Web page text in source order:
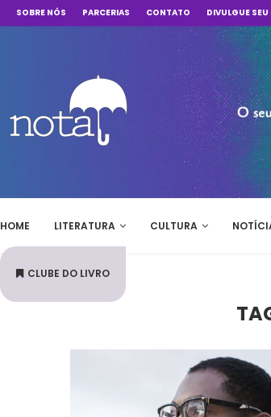
SOBRE NÓS PARCERIAS CONTATO DIVULGUE SEU
HOME LITERATURA CULTURA
CLUBE DO LIVRO